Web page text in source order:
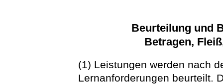
Beurteilung und
Betragen,
(1) Leistungen werden nach
Lernanforderungen beurteilt.